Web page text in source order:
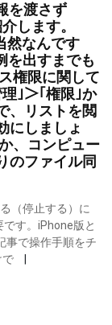
を渡さず
します。
然なんです
を出すまでも
権限に関して
｣＞｢権限｣か
、リストを閲
にしましょ
、コンピュー
のファイル同
（停止する）に
す。iPhone版と
事で操作手順をチ
で